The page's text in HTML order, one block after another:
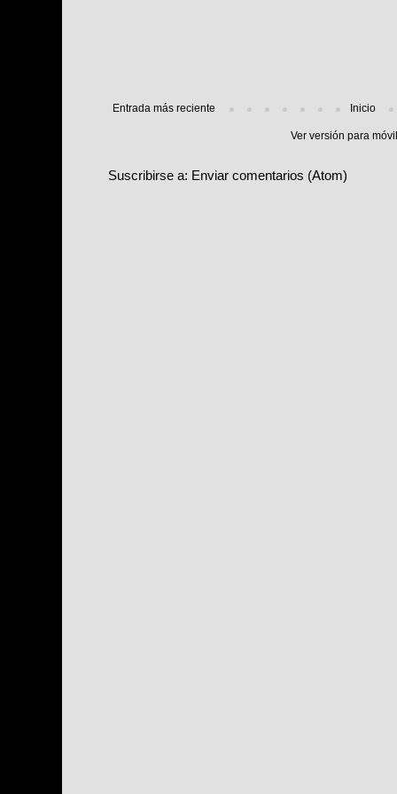
Entrada más reciente Inicio
Ver versión para
Suscribirse a: Enviar comentarios (Atom)